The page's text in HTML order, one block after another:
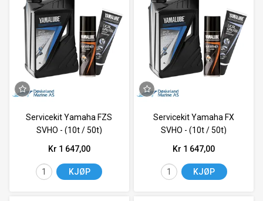
Servicekit Yamaha FZS
SVHO - (10t / 50t)
Kr 1 647,00
KJØP
Servicekit Yamaha FX
SVHO - (10t / 50t)
Kr 1 647,00
KJØP